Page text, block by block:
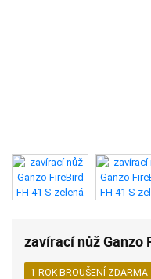
zavírací nůž Ganzo
1 ROK BROUŠENÍ ZDARMA